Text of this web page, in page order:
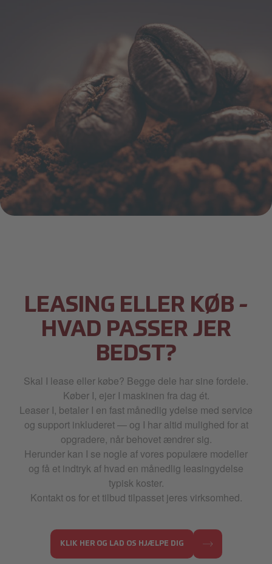
LEASING ELLER KØB -
HVAD PASSER JER
BEDST?
Skal I lease eller købe? Begge dele har sine fordele.
Køber I, ejer I maskinen fra dag ét.
Leaser I, betaler I en fast månedlig ydelse med service
og support inkluderet — og I har altid mulighed for at
opgradere, når behovet ændrer sig.
Herunder kan I se nogle af vores populære modeller
og få et indtryk af hvad en månedlig leasingydelse
typisk koster.
Kontakt os for et tilbud tilpasset jeres virksomhed.
KLIK HER OG LAD OS HJÆLPE DIG